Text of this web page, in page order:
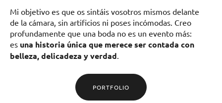
Mi objetivo es que os sintáis vosotros mismos delante
de la cámara, sin artificios ni poses incómodas. Creo
profundamente que una boda no es un evento más:
es una historia única que merece ser contada con
belleza, delicadeza y verdad
PORTFOLIO